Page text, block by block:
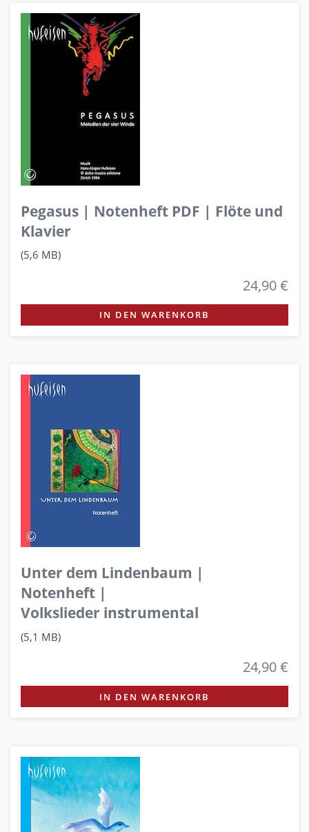
Pegasus | Notenheft PDF | Flöte und
Klavier
(5,6 MB)
24,90 €
IN DEN WARENKORB
Unter dem Lindenbaum |
Notenheft |
Volkslieder instrumental
(5,1 MB)
24,90 €
IN DEN WARENKORB